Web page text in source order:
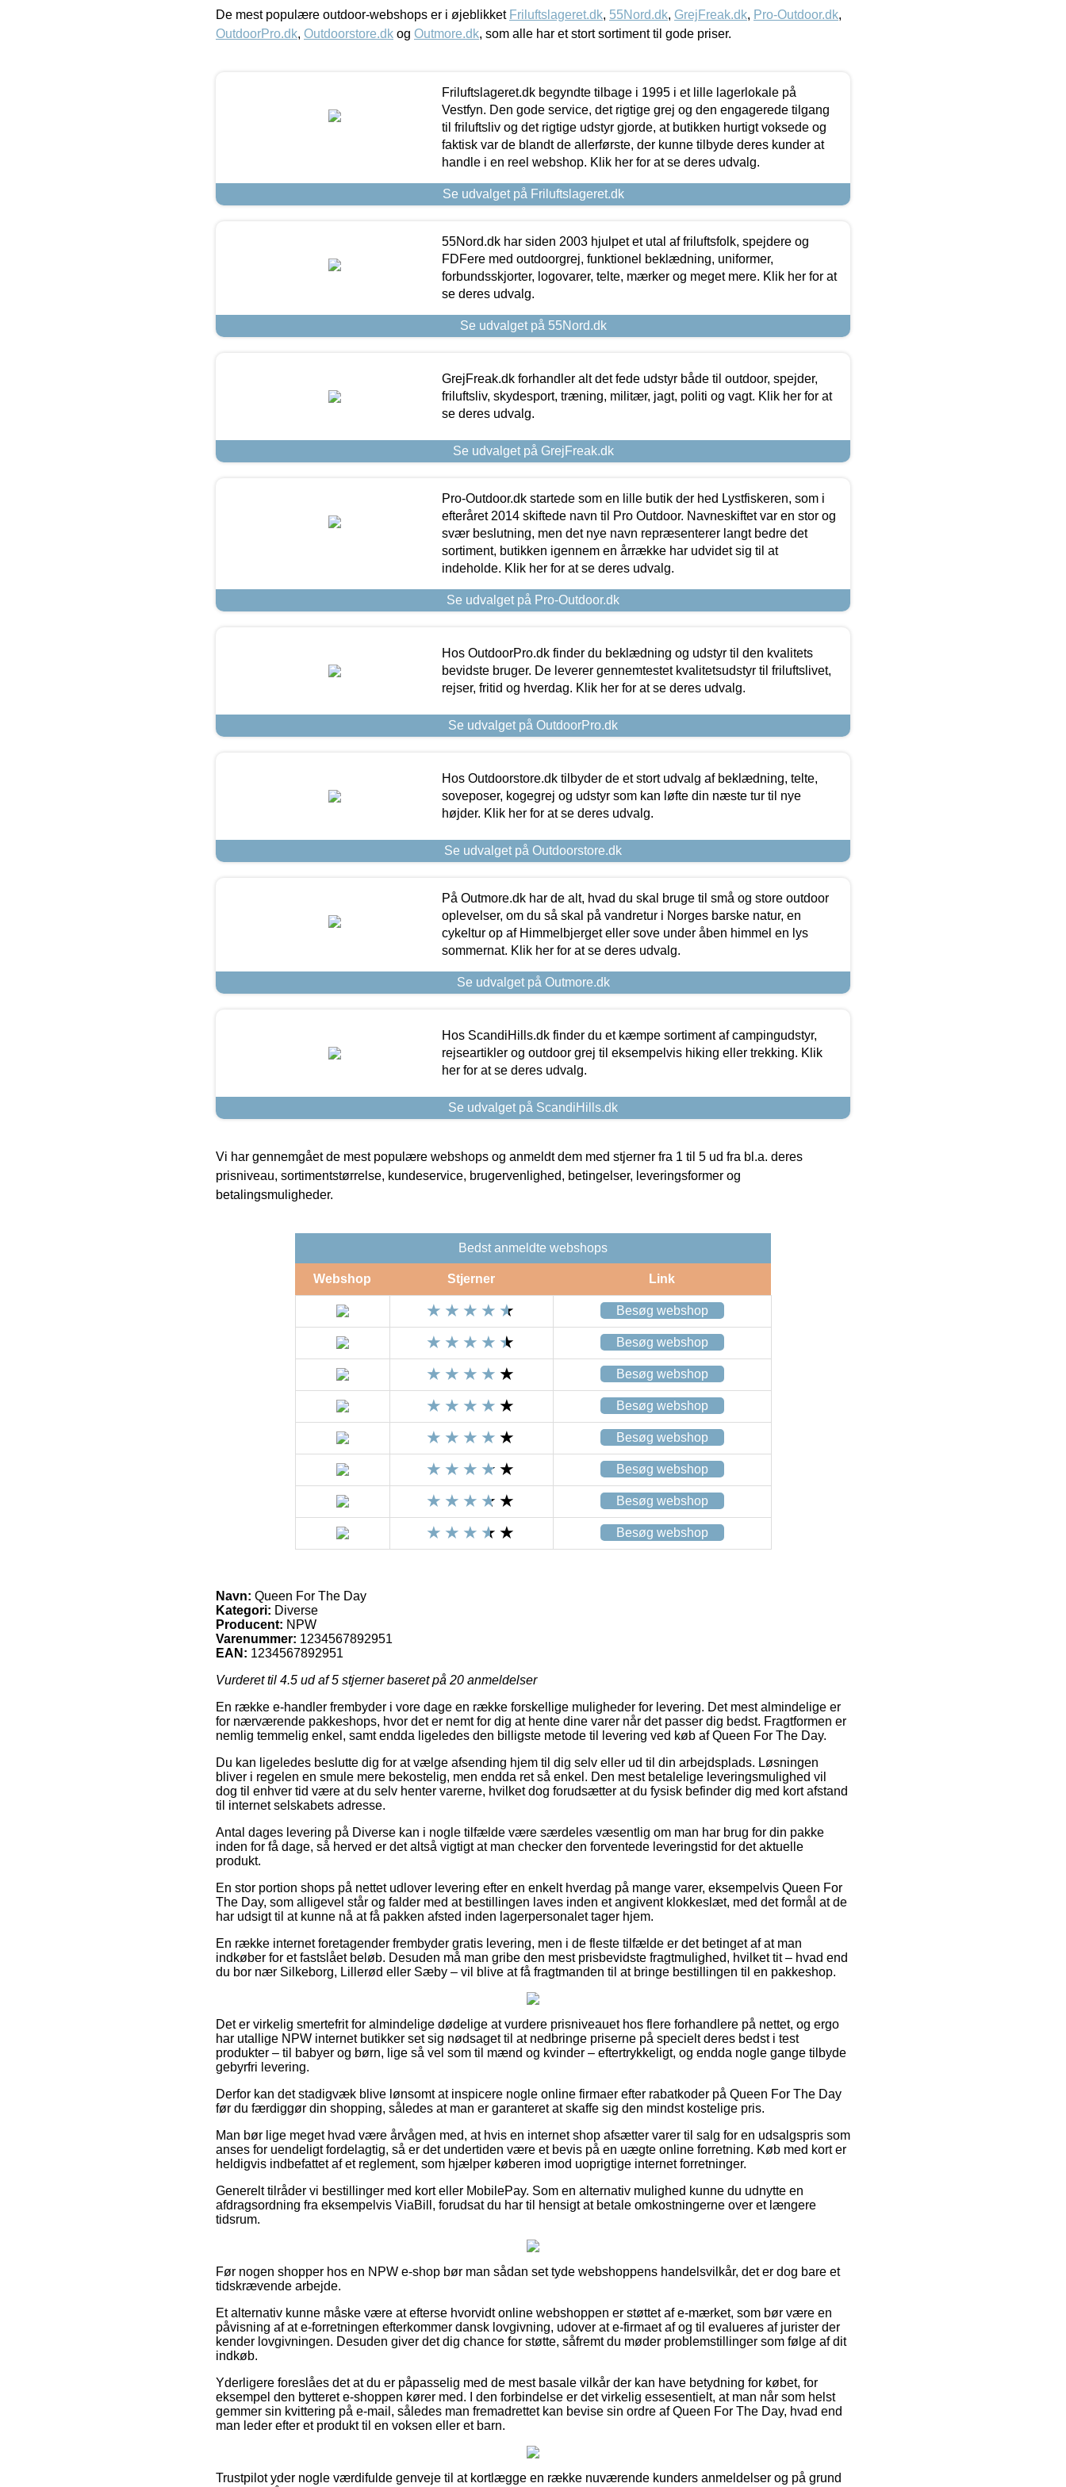
De mest populære outdoor-webshops er i øjeblikket Friluftslageret.dk, 55Nord.dk, GrejFreak.dk, Pro-Outdoor.dk,
OutdoorPro.dk, Outdoorstore.dk og Outmore.dk, som alle har et stort sortiment til gode priser.
Friluftslageret.dk begyndte tilbage i 1995 i et lille lagerlokale på
Vestfyn. Den gode service, det rigtige grej og den engagerede tilgang
til friluftsliv og det rigtige udstyr gjorde, at butikken hurtigt voksede og
faktisk var de blandt de allerførste, der kunne tilbyde deres kunder at
handle i en reel webshop. Klik her for at se deres udvalg.
Se udvalget på Friluftslageret.dk
55Nord.dk har siden 2003 hjulpet et utal af friluftsfolk, spejdere og
FDFere med outdoorgrej, funktionel beklædning, uniformer,
forbundsskjorter, logovarer, telte, mærker og meget mere. Klik her for at
se deres udvalg.
Se udvalget på 55Nord.dk
GrejFreak.dk forhandler alt det fede udstyr både til outdoor, spejder,
friluftsliv, skydesport, træning, militær, jagt, politi og vagt. Klik her for at
se deres udvalg.
Se udvalget på GrejFreak.dk
Pro-Outdoor.dk startede som en lille butik der hed Lystfiskeren, som i
efteråret 2014 skiftede navn til Pro Outdoor. Navneskiftet var en stor og
svær beslutning, men det nye navn repræsenterer langt bedre det
sortiment, butikken igennem en årrække har udvidet sig til at
indeholde. Klik her for at se deres udvalg.
Se udvalget på Pro-Outdoor.dk
Hos OutdoorPro.dk finder du beklædning og udstyr til den kvalitets
bevidste bruger. De leverer gennemtestet kvalitetsudstyr til friluftslivet,
rejser, fritid og hverdag. Klik her for at se deres udvalg.
Se udvalget på OutdoorPro.dk
Hos Outdoorstore.dk tilbyder de et stort udvalg af beklædning, telte,
soveposer, kogegrej og udstyr som kan løfte din næste tur til nye
højder. Klik her for at se deres udvalg.
Se udvalget på Outdoorstore.dk
På Outmore.dk har de alt, hvad du skal bruge til små og store outdoor
oplevelser, om du så skal på vandretur i Norges barske natur, en
cykeltur op af Himmelbjerget eller sove under åben himmel en lys
sommernat. Klik her for at se deres udvalg.
Se udvalget på Outmore.dk
Hos ScandiHills.dk finder du et kæmpe sortiment af campingudstyr,
rejseartikler og outdoor grej til eksempelvis hiking eller trekking. Klik
her for at se deres udvalg.
Se udvalget på ScandiHills.dk
Vi har gennemgået de mest populære webshops og anmeldt dem med stjerner fra 1 til 5 ud fra bl.a. deres
prisniveau, sortimentstørrelse, kundeservice, brugervenlighed, betingelser, leveringsformer og
betalingsmuligheder.
Bedst anmeldte webshops
Webshop Stjerner Link
Besøg webshop
Besøg webshop
Besøg webshop
Besøg webshop
Besøg webshop
Besøg webshop
Besøg webshop
Besøg webshop
Navn: Queen For The Day
Kategori: Diverse
Producent: NPW
Varenummer: 1234567892951
EAN: 1234567892951
Vurderet til 4.5 ud af 5 stjerner baseret på 20 anmeldelser
En række e-handler frembyder i vore dage en række forskellige muligheder for levering. Det mest almindelige er
for nærværende pakkeshops, hvor det er nemt for dig at hente dine varer når det passer dig bedst. Fragtformen er
nemlig temmelig enkel, samt endda ligeledes den billigste metode til levering ved køb af Queen For The Day.
Du kan ligeledes beslutte dig for at vælge afsending hjem til dig selv eller ud til din arbejdsplads. Løsningen
bliver i regelen en smule mere bekostelig, men endda ret så enkel. Den mest betalelige leveringsmulighed vil
dog til enhver tid være at du selv henter varerne, hvilket dog forudsætter at du fysisk befinder dig med kort afstand
til internet selskabets adresse.
Antal dages levering på Diverse kan i nogle tilfælde være særdeles væsentlig om man har brug for din pakke
inden for få dage, så herved er det altså vigtigt at man checker den forventede leveringstid for det aktuelle
produkt.
En stor portion shops på nettet udlover levering efter en enkelt hverdag på mange varer, eksempelvis Queen For
The Day, som alligevel står og falder med at bestillingen laves inden et angivent klokkeslæt, med det formål at de
har udsigt til at kunne nå at få pakken afsted inden lagerpersonalet tager hjem.
En række internet foretagender frembyder gratis levering, men i de fleste tilfælde er det betinget af at man
indkøber for et fastslået beløb. Desuden må man gribe den mest prisbevidste fragtmulighed, hvilket tit – hvad end
du bor nær Silkeborg, Lillerød eller Sæby – vil blive at få fragtmanden til at bringe bestillingen til en pakkeshop.
Det er virkelig smertefrit for almindelige dødelige at vurdere prisniveauet hos flere forhandlere på nettet, og ergo
har utallige NPW internet butikker set sig nødsaget til at nedbringe priserne på specielt deres bedst i test
produkter – til babyer og børn, lige så vel som til mænd og kvinder – eftertrykkeligt, og endda nogle gange tilbyde
gebyrfri levering.
Derfor kan det stadigvæk blive lønsomt at inspicere nogle online firmaer efter rabatkoder på Queen For The Day
før du færdiggør din shopping, således at man er garanteret at skaffe sig den mindst kostelige pris.
Man bør lige meget hvad være årvågen med, at hvis en internet shop afsætter varer til salg for en udsalgspris som
anses for uendeligt fordelagtig, så er det undertiden være et bevis på en uægte online forretning. Køb med kort er
heldigvis indbefattet af et reglement, som hjælper køberen imod uoprigtige internet forretninger.
Generelt tilråder vi bestillinger med kort eller MobilePay. Som en alternativ mulighed kunne du udnytte en
afdragsordning fra eksempelvis ViaBill, forudsat du har til hensigt at betale omkostningerne over et længere
tidsrum.
Før nogen shopper hos en NPW e-shop bør man sådan set tyde webshoppens handelsvilkår, det er dog bare et
tidskrævende arbejde.
Et alternativ kunne måske være at efterse hvorvidt online webshoppen er støttet af e-mærket, som bør være en
påvisning af at e-forretningen efterkommer dansk lovgivning, udover at e-firmaet af og til evalueres af jurister der
kender lovgivningen. Desuden giver det dig chance for støtte, såfremt du møder problemstillinger som følge af dit
indkøb.
Yderligere foreslåes det at du er påpasselig med de mest basale vilkår der kan have betydning for købet, for
eksempel den bytteret e-shoppen kører med. I den forbindelse er det virkelig essesentielt, at man når som helst
gemmer sin kvittering på e-mail, således man fremadrettet kan bevise sin ordre af Queen For The Day, hvad end
man leder efter et produkt til en voksen eller et barn.
Trustpilot yder nogle værdifulde genveje til at kortlægge en række nuværende kunders anmeldelser og på grund